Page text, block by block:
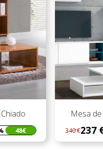
Centro Moon
-30% 103€ 119